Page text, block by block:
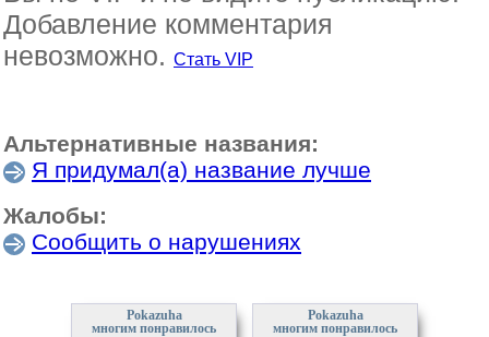
Добавление комментария
невозможно. Стать VIP
Альтернативные названия:
Я придумал(а) название лучше
Жалобы:
Сообщить о нарушениях
Pokazuha
многим понравилось
Pokazuha
многим понравилось